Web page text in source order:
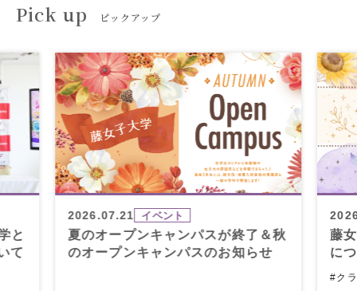
Pick up ピックアップ
と
て
2026.07.21 イベント
夏のオープンキャンパスが終了＆秋
のオープンキャンパスのお知らせ
藤
に
#ク